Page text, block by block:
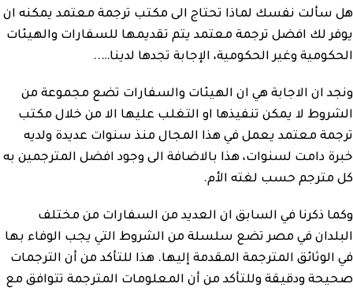
هل سألت نفسك لماذا تحتاج الى مكتب ترجمة معتمد يمكنه ان
يوفر لك افضل ترجمة معتمد يتم تقديمها للسفارات والهيئات
الحكومية وغير الحكومية، الإجابة تجدها لدينا…..
ونجد ان الاجابة هي ان الهيئات والسفارات تضع مجموعة من
الشروط لا يمكن تنفيذها او التغلب عليها الا من خلال مكتب
ترجمة معتمد يعمل في هذا المجال منذ سنوات عديدة ولديه
خبرة دامت لسنوات، هذا بالاضافة الى وجود افضل المترجمين به
كل مترجم حسب لغته الأم.
وكما ذكرنا في السابق ان العديد من السفارات من مختلف
البلدان في مصر تضع سلسلة من الشروط التي يجب الوفاء بها
في الوثائق المترجمة المقدمة إليها. هذا للتأكد من أن الترجمات
صحيحة ودقيقة وللتأكد من أن المعلومات المترجمة تتوافق مع